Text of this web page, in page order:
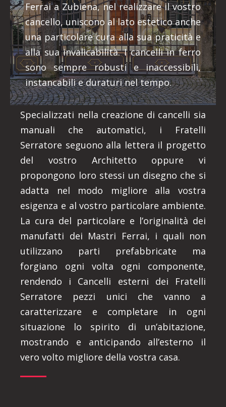
Ferrai a Zubiena, nel realizzare il vostro
cancello, uniscono al lato estetico anche
una particolare cura alla sua praticità e
alla sua invalicabilità. I cancelli in ferro
sono sempre robusti e inaccessibili,
instancabili e duraturi nel tempo.
Specializzati nella creazione di cancelli sia
manuali che automatici, i Fratelli
Serratore seguono alla lettera il progetto
del vostro Architetto oppure vi
propongono loro stessi un disegno che si
adatta nel modo migliore alla vostra
esigenza e al vostro particolare ambiente.
La cura del particolare e l’originalità dei
manufatti dei Mastri Ferrai, i quali non
utilizzano parti prefabbricate ma
forgiano ogni volta ogni componente,
rendendo i Cancelli esterni dei Fratelli
Serratore pezzi unici che vanno a
caratterizzare e completare in ogni
situazione lo spirito di un’abitazione,
mostrando e anticipando all’esterno il
vero volto migliore della vostra casa.